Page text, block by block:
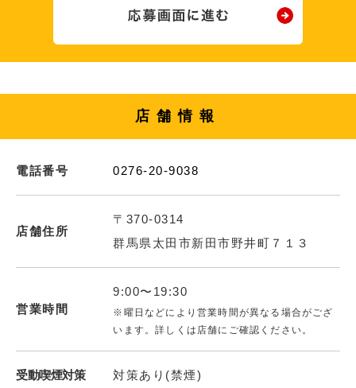
店舗情報
電話番号 0276-20-9038
店舗住所
〒370-0314
群馬県太田市新田市野井町７１３
営業時間
9:00〜19:30
※曜日などにより営業時間が異なる場合がござ
います。詳しくは店舗にご確認ください。
受動喫煙対策 対策あり(禁煙)